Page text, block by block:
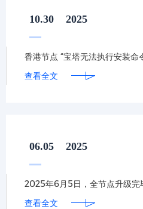
10.30 2025
香港节点 “宝塔无法执行安装命
查看全文
06.05 2025
2025年6月5日，全节点升级完
查看全文